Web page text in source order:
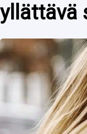
yllättävä